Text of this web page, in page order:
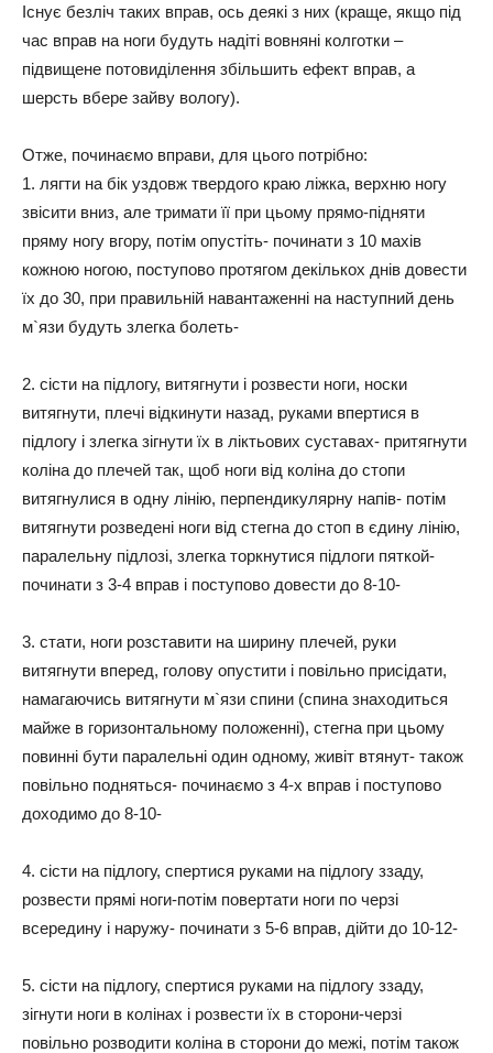
Існує безліч таких вправ, ось деякі з них (краще, якщо під
час вправ на ноги будуть надіті вовняні колготки –
підвищене потовиділення збільшить ефект вправ, а
шерсть вбере зайву вологу).
Отже, починаємо вправи, для цього потрібно:
1. лягти на бік уздовж твердого краю ліжка, верхню ногу
звісити вниз, але тримати її при цьому прямо-підняти
пряму ногу вгору, потім опустіть- починати з 10 махів
кожною ногою, поступово протягом декількох днів довести
їх до 30, при правильній навантаженні на наступний день
м`язи будуть злегка болеть-
2. сісти на підлогу, витягнути і розвести ноги, носки
витягнути, плечі відкинути назад, руками впертися в
підлогу і злегка зігнути їх в ліктьових суставах- притягнути
коліна до плечей так, щоб ноги від коліна до стопи
витягнулися в одну лінію, перпендикулярну напів- потім
витягнути розведені ноги від стегна до стоп в єдину лінію,
паралельну підлозі, злегка торкнутися підлоги пяткой-
починати з 3-4 вправ і поступово довести до 8-10-
3. стати, ноги розставити на ширину плечей, руки
витягнути вперед, голову опустити і повільно присідати,
намагаючись витягнути м`язи спини (спина знаходиться
майже в горизонтальному положенні), стегна при цьому
повинні бути паралельні один одному, живіт втянут- також
повільно подняться- починаємо з 4-х вправ і поступово
доходимо до 8-10-
4. сісти на підлогу, спертися руками на підлогу ззаду,
розвести прямі ноги-потім повертати ноги по черзі
всередину і наружу- починати з 5-6 вправ, дійти до 10-12-
5. сісти на підлогу, спертися руками на підлогу ззаду,
зігнути ноги в колінах і розвести їх в сторони-черзі
повільно розводити коліна в сторони до межі, потім також